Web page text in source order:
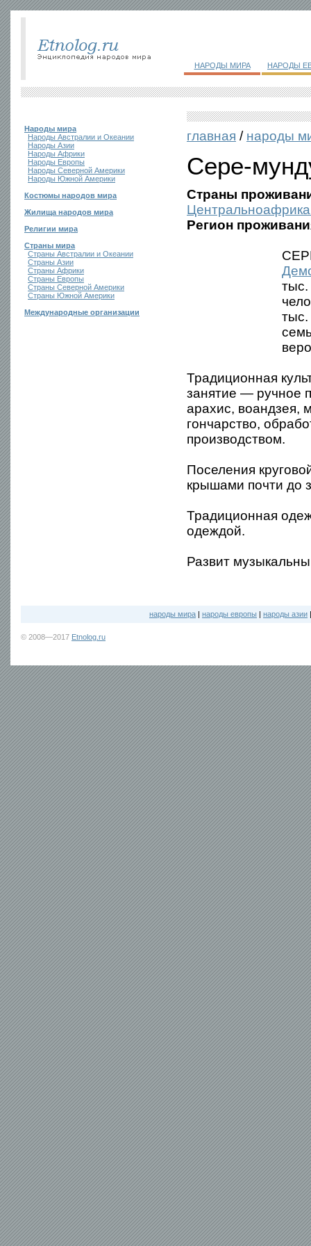
НАРОДЫ МИРА НАРОДЫ
Народы мира
Народы Австралии и Океании
Народы Азии
Народы Африки
Народы Европы
Народы Северной Америки
Народы Южной Америки
Костюмы народов мира
Жилища народов мира
Религии мира
Страны мира
Страны Австралии и Океании
Страны Азии
Страны Африки
Страны Европы
Страны Северной Америки
Страны Южной Америки
Международные организации
главная / народы
Сере-
Страны
Регион
тыс.
тыс.
Традиционная
занятие — ручное
арахис, воандзея,
гончарство,
производством.
Поселения
крышами почти до
Традиционная
одеждой.
Развит
народы мира | народы европы | народы азии
© 2008—2017 Etnolog.ru